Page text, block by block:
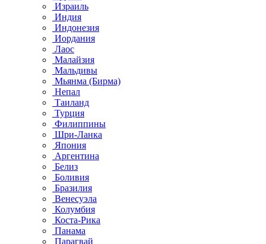
Израиль
Индия
Индонезия
Иордания
Лаос
Малайзия
Мальдивы
Мьянма (Бирма)
Непал
Таиланд
Турция
Филиппины
Шри-Ланка
Япония
Аргентина
Белиз
Боливия
Бразилия
Венесуэла
Колумбия
Коста-Рика
Панама
Парагвай